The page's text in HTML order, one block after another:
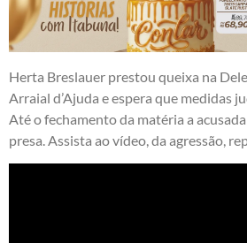
Herta Breslauer prestou queixa na
Arraial d’Ajuda e espera que medidas
Até o fechamento da matéria a
presa. Assista ao vídeo, da agressão,